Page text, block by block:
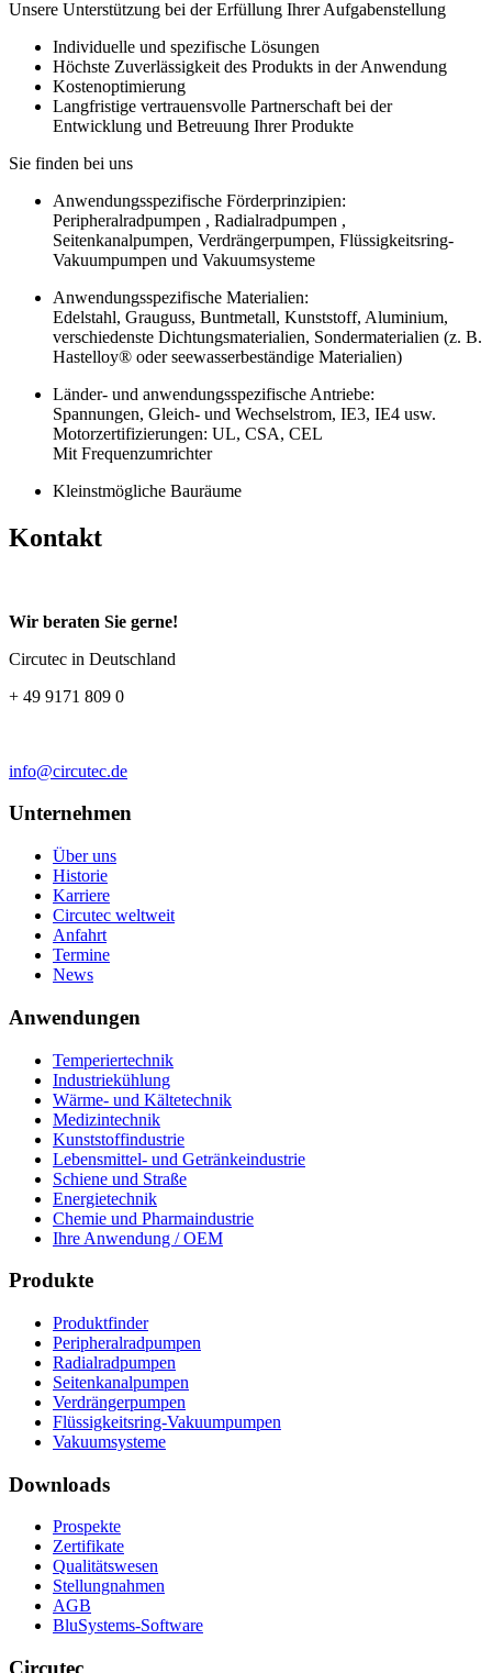
Unsere Unterstützung bei der Erfüllung Ihrer Aufgabenstellung
Individuelle und spezifische Lösungen
Höchste Zuverlässigkeit des Produkts in der Anwendung
Kostenoptimierung
Langfristige vertrauensvolle Partnerschaft bei der
Entwicklung und Betreuung Ihrer Produkte
Sie finden bei uns
Anwendungsspezifische Förderprinzipien:
Peripheralradpumpen , Radialradpumpen ,
Seitenkanalpumpen, Verdrängerpumpen, Flüssigkeitsring-
Vakuumpumpen und Vakuumsysteme
Anwendungsspezifische Materialien:
Edelstahl, Grauguss, Buntmetall, Kunststoff, Aluminium,
verschiedenste Dichtungsmaterialien, Sondermaterialien (z. B.
Hastelloy® oder seewasserbeständige Materialien)
Länder- und anwendungsspezifische Antriebe:
Spannungen, Gleich- und Wechselstrom, IE3, IE4 usw.
Motorzertifizierungen: UL, CSA, CEL
Mit Frequenzumrichter
Kleinstmögliche Bauräume
Kontakt
Wir beraten Sie gerne!
Circutec in Deutschland
+ 49 9171 809 0
info@circutec.de
Unternehmen
Über uns
Historie
Karriere
Circutec weltweit
Anfahrt
Termine
News
Anwendungen
Temperiertechnik
Industriekühlung
Wärme- und Kältetechnik
Medizintechnik
Kunststoffindustrie
Lebensmittel- und Getränkeindustrie
Schiene und Straße
Energietechnik
Chemie und Pharmaindustrie
Ihre Anwendung / OEM
Produkte
Produktfinder
Peripheralradpumpen
Radialradpumpen
Seitenkanalpumpen
Verdrängerpumpen
Flüssigkeitsring-Vakuumpumpen
Vakuumsysteme
Downloads
Prospekte
Zertifikate
Qualitätswesen
Stellungnahmen
AGB
BluSystems-Software
Circutec